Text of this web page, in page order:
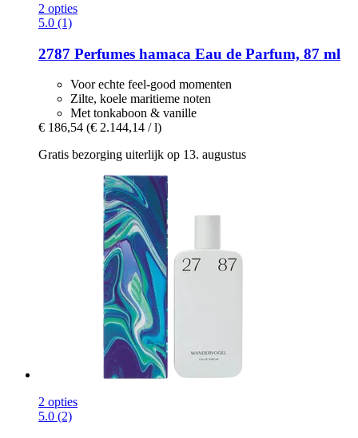
2 opties
5.0 (1)
2787 Perfumes hamaca Eau de Parfum, 87 ml
Voor echte feel-good momenten
Zilte, koele maritieme noten
Met tonkaboon & vanille
€ 186,54 (€ 2.144,14 / l)
Gratis bezorging uiterlijk op 13. augustus
2 opties
5.0 (2)